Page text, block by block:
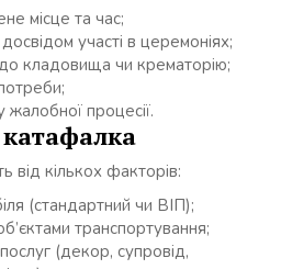
місце та час;
участі в церемоніях;
кладовища чи крематорію;
процесії.
від кількох факторів:
(стандартний чи ВІП);
транспортування;
(декор, супровід,